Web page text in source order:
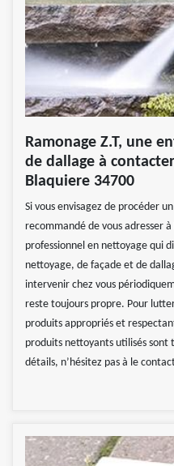
Ramonage Z.T, une
de dallage à
Blaquiere 34700
Si vous envisagez de procéder
recommandé de vous adresser à
professionnel en nettoyage qui
nettoyage, de façade et de
intervenir chez vous
reste toujours propre. Pour
produits appropriés et
produits nettoyants utilisés sont
détails, n’hésitez pas à le